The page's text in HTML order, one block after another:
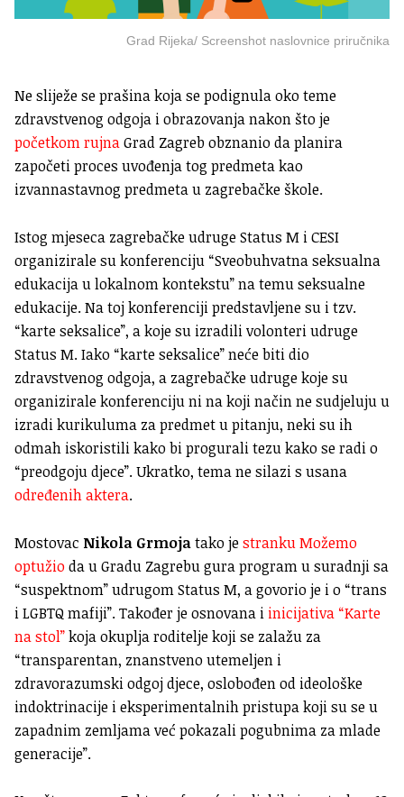
Grad Rijeka/ Screenshot naslovnice priručnika
Ne sliježe se prašina koja se podignula oko teme
zdravstvenog odgoja i obrazovanja nakon što je
početkom rujnaGrad Zagreb obznanio da planira
započeti proces uvođenja tog predmeta kao
izvannastavnog predmeta u zagrebačke škole.
Istog mjeseca zagrebačke udruge Status M i CESI
organizirale su konferenciju “Sveobuhvatna seksualna
edukacija u lokalnom kontekstu” na temu seksualne
edukacije. Na toj konferenciji predstavljene su i tzv.
“karte seksalice”, a koje su izradili volonteri udruge
Status M. Iako “karte seksalice” neće biti dio
zdravstvenog odgoja, a zagrebačke udruge koje su
organizirale konferenciju ni na koji način ne sudjeluju u
izradi kurikuluma za predmet u pitanju, neki su ih
odmah iskoristili kako bi progurali tezu kako se radi o
“preodgoju djece”. Ukratko, tema ne silazi s usana
određenih aktera.
Mostovac Nikola Grmojatako jestranku Možemo
optužioda u Gradu Zagrebu gura program u suradnji sa
“suspektnom” udrugom Status M, a govorio je i o “trans
i LGBTQ mafiji”. Također je osnovana i inicijativa “Karte
na stol”koja okuplja roditelje koji se zalažu za
“transparentan, znanstveno utemeljen i
zdravorazumski odgoj djece, oslobođen od ideološke
indoktrinacije i eksperimentalnih pristupa koji su se u
zapadnim zemljama već pokazali pogubnima za mlade
generacije”.